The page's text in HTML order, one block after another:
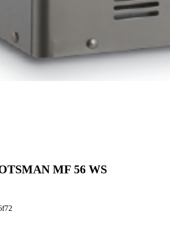
MF 56 WS